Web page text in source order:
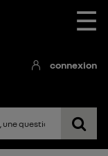
☰
connexion